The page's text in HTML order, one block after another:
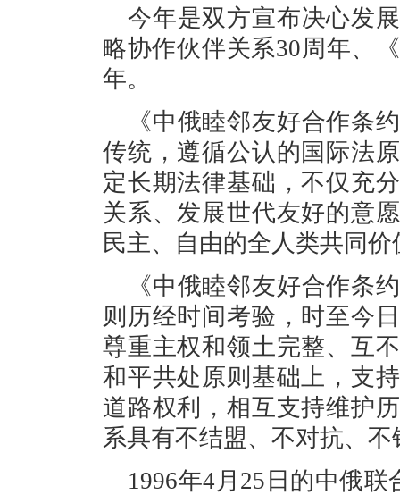
今年是双方宣布决心发
略协作伙伴关系30周年、
年。
《中俄睦邻友好合作条
传统，遵循公认的国际法
定长期法律基础，不仅充
关系、发展世代友好的意
民主、自由的全人类共同
《中俄睦邻友好合作条
则历经时间考验，时至今
尊重主权和领土完整、互
和平共处原则基础上，支
道路权利，相互支持维护
系具有不结盟、不对抗、
1996年4月25日的中俄